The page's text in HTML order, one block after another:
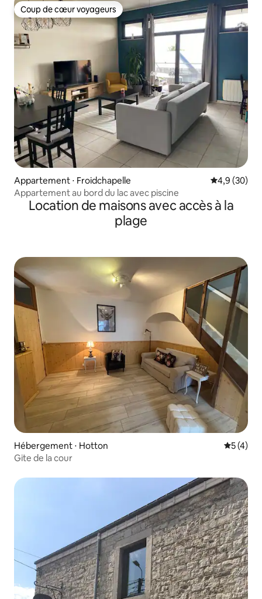
Coup de cœur voyageurs
Coup de cœur voyageurs
Appartement ⋅ Froidchapelle Évaluation
4,9 (30)
Appartement au bord du lac avec piscine
Location de maisons avec accès à la
plage
Hébergement ⋅ Hotton
5 (4)
Gite de la cour